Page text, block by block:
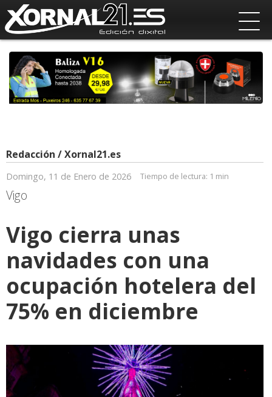
Redacción / Xornal21.es
Domingo, 11 de Enero de 2026 Tiempo de lectura: 1 min
Vigo
Vigo cierra unas
navidades con una
ocupación hotelera del
75% en diciembre